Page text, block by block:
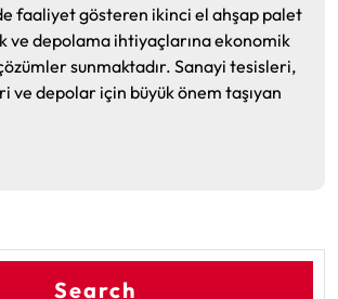
faaliyet gösteren ikinci el ahşap palet
ve depolama ihtiyaçlarına ekonomik
sunmaktadır. Sanayi tesisleri,
ve depolar için büyük önem taşıyan
Search